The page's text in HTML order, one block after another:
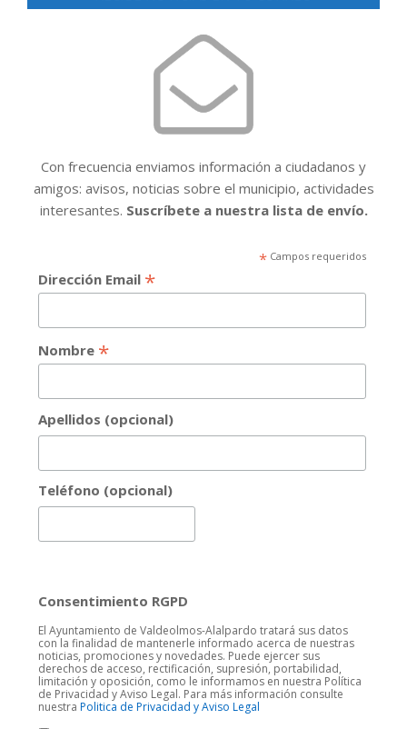
Con frecuencia enviamos información a ciudadanos y
amigos: avisos, noticias sobre el municipio, actividades
interesantes. Suscríbete a nuestra lista de envío.
*Campos requeridos
Dirección Email *
Nombre *
Apellidos (opcional)
Teléfono (opcional)
Consentimiento RGPD
El Ayuntamiento de Valdeolmos-Alalpardo tratará sus datos
con la finalidad de mantenerle informado acerca de nuestras
noticias, promociones y novedades. Puede ejercer sus
derechos de acceso, rectificación, supresión, portabilidad,
limitación y oposición, como le informamos en nuestra Política
de Privacidad y Aviso Legal. Para más información consulte
nuestra Politica de Privacidad y Aviso Legal